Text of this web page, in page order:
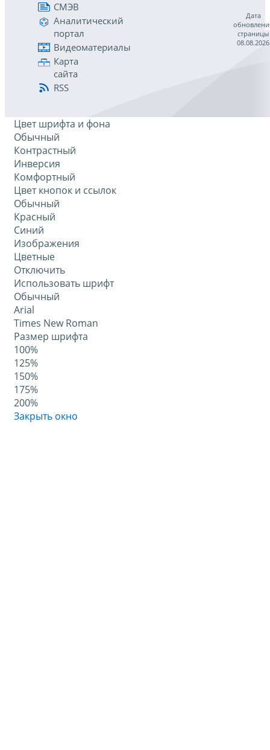
СМЭВ
Аналитический
портал
Видеоматериалы
Карта
сайта
RSS
Дата
страницы
08.08.2026
Цвет шрифта и фона
Обычный
Контрастный
Инверсия
Комфортный
Цвет кнопок и ссылок
Обычный
Красный
Синий
Изображения
Цветные
Отключить
Использовать шрифт
Обычный
Arial
Times New Roman
Размер шрифта
100%
125%
150%
175%
200%
Закрыть окно